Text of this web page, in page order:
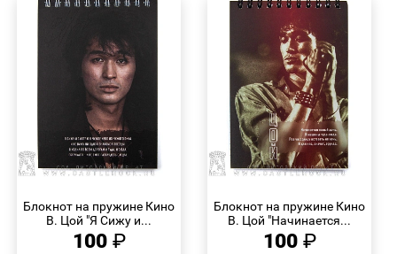
Блокнот на пружине Кино
В. Цой "Я Сижу и...
100 ₽
Блокнот на пружине Кино
В. Цой "Начинается...
100 ₽